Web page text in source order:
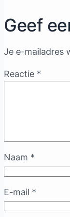
Geef
Je e-mailadres
Reactie *
Naam *
E-mail *